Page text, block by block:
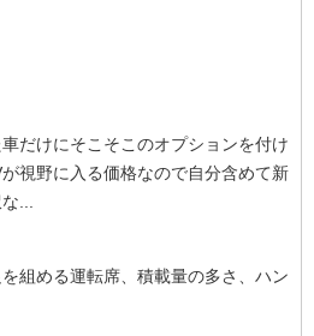
だけにそこそこのオプションを付け
視野に入る価格なので自分含めて新
...
組める運転席、積載量の多さ、ハン